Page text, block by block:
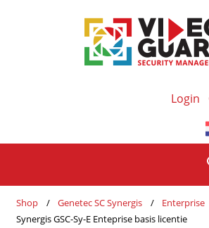
Login
Shop Genetec SC Synergis Enterprise
Synergis GSC-Sy-E Enteprise basis licentie